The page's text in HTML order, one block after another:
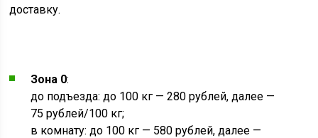
доставку.
Зона 0:
до подъезда: до 100 кг — 280 рублей, далее —
75 рублей/100 кг;
в комнату: до 100 кг — 580 рублей, далее —